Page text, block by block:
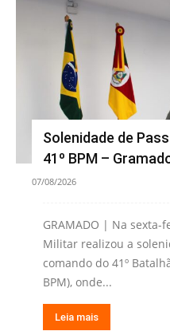
Solenidade de
41º BPM –
07/08/2026
GRAMADO | Na sexta-
Militar realizou a
comando do 41º
BPM), onde...
Leia mais